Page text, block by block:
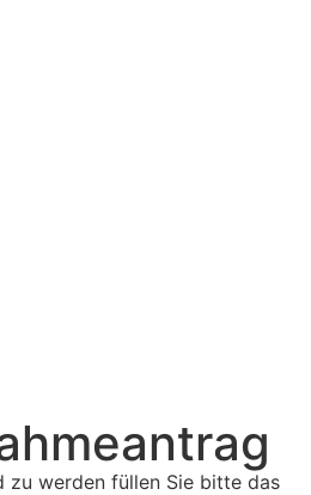
zu werden füllen Sie bitte das